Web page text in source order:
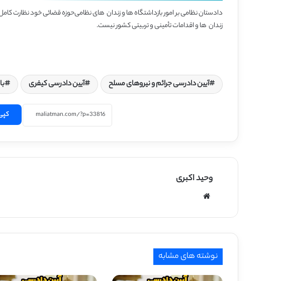
دادستان نظامی ‌بر امور بازداشتگاه ها و زندان ‌ های نظامی‌حوزه قضائی خود نظارت کامل
زندان ‌ ها و اقدامات تأمینی و تربیتی کشور نیست.
آیین دادرسی جرائم و نیروهای مسلح آیین دادرسی کیفری
وحید اکبری
نوشته های مشابه